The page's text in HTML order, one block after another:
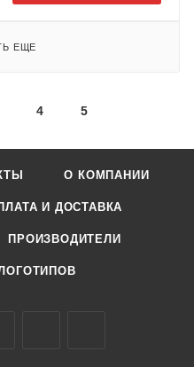
ЕЩЕ
4 5
О КОМПАНИИ
И ДОСТАВКА
ПРОИЗВОДИТЕЛИ